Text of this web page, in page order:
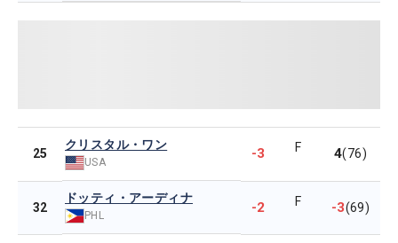
25
クリスタル・ワン
USA
-3 F 4(76)
32
ドッティ・アーディナ
PHL -2 F -3(69)